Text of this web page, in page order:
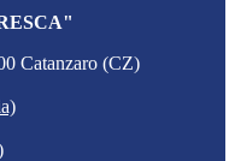
Catanzaro (CZ)